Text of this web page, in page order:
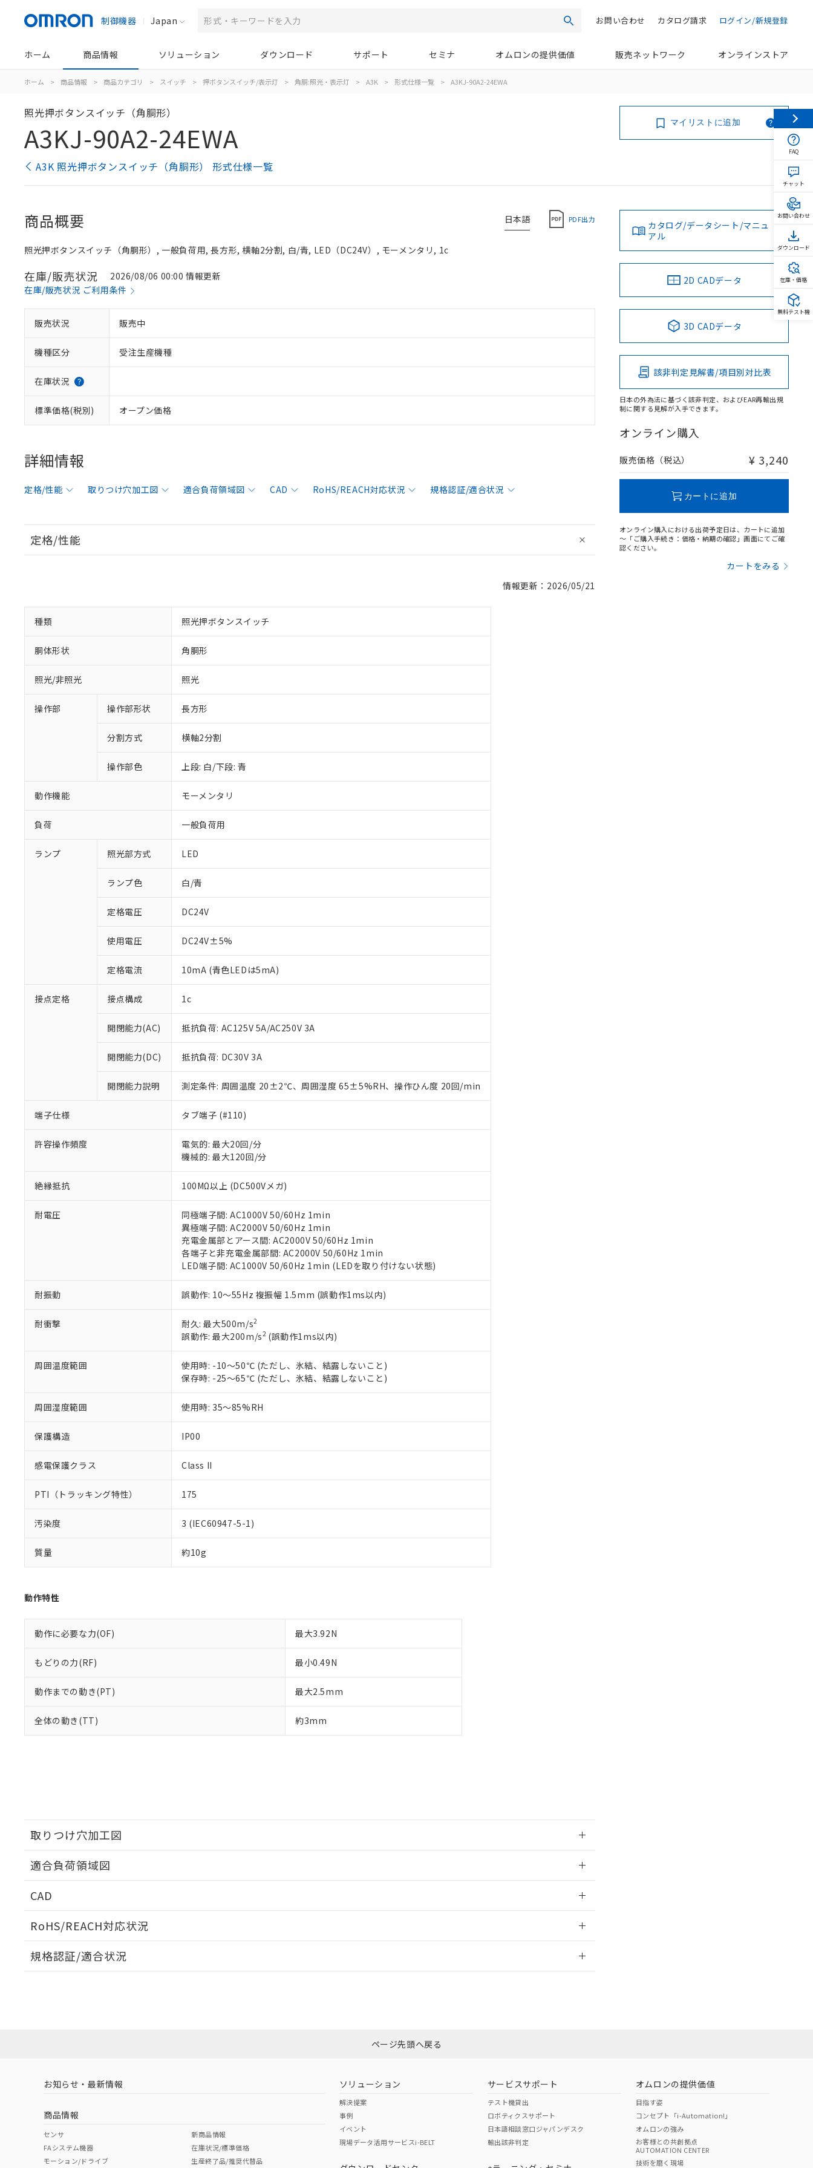
制御機器 Japan 検索 ログイン/新規登録
カタログ請求
お問い合わせ
ホーム 商品情報 ソリューション ダウンロード サポート セミナ オムロンの提供価値 販売ネットワーク オンラインストア
ホーム > 商品情報 > 商品カテゴリ > スイッチ > 押ボタンスイッチ/表示灯 > 角胴:照光・表示灯 > A3K > 形式仕様一覧 > A3KJ-90A2-24EWA
照光押ボタンスイッチ（角胴形）
A3KJ-90A2-24EWA
A3K 照光押ボタンスイッチ（角胴形） 形式仕様一覧
マイリストに追加
日本語 PDF出力
商品概要
照光押ボタンスイッチ（角胴形）, 一般負荷用, 長方形, 横軸2分割, 白/青, LED（DC24V）, モーメンタリ, 1c
在庫/販売状況
2026/08/06 00:00 情報更新
在庫/販売状況 ご利用条件
販売状況 販売中
機種区分 受注生産機種
在庫状況
標準価格(税別) オープン価格
詳細情報
定格/性能 取りつけ穴加工図 適合負荷領域図 CAD RoHS/REACH対応状況 規格認証/適合状況
定格/性能
情報更新：2026/05/21
種類 照光押ボタンスイッチ
胴体形状 角胴形
照光/非照光 照光
操作部 操作部形状 長方形
分割方式 横軸2分割
操作部色 上段: 白/下段: 青
動作機能 モーメンタリ
負荷 一般負荷用
ランプ 照光部方式 LED
ランプ色 白/青
定格電圧 DC24V
使用電圧 DC24V±5%
定格電流 10mA (青色LEDは5mA)
接点定格 接点構成 1c
開閉能力(AC) 抵抗負荷: AC125V 5A/AC250V 3A
開閉能力(DC) 抵抗負荷: DC30V 3A
開閉能力説明 測定条件: 周囲温度 20±2℃、周囲湿度 65±5%RH、操作ひん度 20回/min
端子仕様 タブ端子 (#110)
許容操作頻度
電気的: 最大20回/分
機械的: 最大120回/分
絶縁抵抗 100MΩ以上 (DC500Vメガ)
耐電圧
同極端子間: AC1000V 50/60Hz 1min
異極端子間: AC2000V 50/60Hz 1min
充電金属部とアース間: AC2000V 50/60Hz 1min
各端子と非充電金属部間: AC2000V 50/60Hz 1min
LED端子間: AC1000V 50/60Hz 1min (LEDを取り付けない状態)
耐振動 誤動作: 10～55Hz 複振幅 1.5mm (誤動作1ms以内)
耐衝撃 耐久: 最大500m/s2
誤動作: 最大200m/s2(誤動作1ms以内)
周囲温度範囲
使用時: -10～50℃ (ただし、氷結、結露しないこと)
保存時: -25～65℃ (ただし、氷結、結露しないこと)
周囲湿度範囲 使用時: 35～85%RH
保護構造 IP00
感電保護クラス Class II
PTI（トラッキング特性） 175
汚染度 3 (IEC60947-5-1)
質量 約10g
動作特性
動作に必要な力(OF) 最大3.92N
もどりの力(RF) 最小0.49N
動作までの動き(PT) 最大2.5mm
全体の動き(TT) 約3mm
取りつけ穴加工図
適合負荷領域図
CAD
RoHS/REACH対応状況
EU RoHS 注意事項・凡例
ダウンロードはこちら
中国 RoHS 注意事項・凡例
中国 RoHS表
Pb Hg Cr(VI)
規格認証/適合状況
（イギリス
（ノルウェー
（日本
（アメリカ
カタログ/データシート/マニュ
アル
2D CADデータ
3D CADデータ
該非判定見解書/項目別対比表
日本の外為法に基づく該非判定、およびEAR再輸出規
制に関する見解が入手できます。
オンライン購入
販売価格（税込） ¥ 3,240
カートに追加
オンライン購入における出荷予定日は、カートに追加
～「ご購入手続き：価格・納期の確認」画面にてご確
認ください。
カートをみる
ご利用条件
以下の条件をお読みいただき、同意のうえご利用ください。
本サービスは、当社制御機器事業取扱商品の当社在庫状況および標準価格(税抜)を提供させていただ
くものです。
当社制御機器事業取扱商品の中には、本サービスの対象外となる商品もあることをご了承ください。
在庫状況および標準価格照会結果は、記載している更新日時点での社内データに基づき作成されるも
のであり、閲覧された時点での実際の在庫および標準価格とは異なる場合があることをご了承くださ
い。
正式な納期状況および標準価格はお客様のお取引先、またはお客様担当のオムロン制御機器販売店・
当社販売員にご相談ください。
オムロン制御機器販売店や当社販売拠点は「
在庫状況および標準価格結果を当社の事前の承諾なく第三者に漏洩または開示しないようお願いしま
す。
マイパーツ機能（部品リスト作成サービス）をご利用いただくには、I-Webメンバーズにご登録され
お客様が当ウェブサイト上で当社にご登録された部品リストについて、当社および当社の共同利用者
が、当社の製品・サービスに関するお客様との取引・商談に必要な範囲で利用することをご了承くだ
さい。
※当社の共同利用者とは、"個人情報の共同利用に関して"
いる法人を指します。
対応済み：EU RoHS指令（10物質）の非含有に対応した製品が提供可能な商品です。
対応予定：EU RoHS指令（10物質）の非含有に対応した製品に切り替える予定のある商品です。
対応予定なし：EU RoHS指令（10物質）の非含有に非対応の商品で、対応品を出す予定はありません。
調査・確認中：EU RoHS指令（10物質）の非含有の対応状況を調査中または確認中の商品です。
非該当品：ライセンス料など無形物で、有害物質有無と関係のない商品です。
があります。
鉛(Pb) 1000ppm以下、 水銀(Hg) 1000ppm以下、 カドミウム(Cd) 100ppm以下、
六価クロム(Cr(Ⅵ)) 1000ppm以下、ポリ臭化ビフェニル類(PBB) 1000ppm以下、ポリ臭化ジフェニルエーテル類(PBDE) 1000ppm以下、
フタル酸ビス(2-エチルヘキシル) (DEHP)(別名：DOP) 1000ppm以下、フタル酸ブチルベンジル（BBP） 1000ppm以下、フタル酸ジブチ
ル（DBP） 1000ppm以下、フタル酸ジイソブチル (DIBP) 1000ppm以下
フタル酸エステル類の４物質については閾値を超える意図的な使用がないことを確認しています。
※2 対応予定月
部品在庫の切り替え状況などにより、予定月が前後することがあります。
※3 非含有証明書ダウンロード
下記の非含有証明書をダウンロードすることができます。
EU RoHS指令（10物質）の非含有証明書
51物質の非含有証明書（当社基準）
※本証明書は発行日時点で非含有を証明するもので、過去に遡って非含有を証明するものではありません。
また、RoHS指令のフタル酸エステル類４物質の対応では、対応完了までの期間は出荷製品に未対応品が
混在することから備考欄に対応日を記載しておりました。
既に当社にて対応品への在庫切替を完了していることから、特段のことがない限り、2022年1月12日よ
※1 中国RoHS○×表
「○」：最大均質材料含有率が中国RoHSの基準値以下であることを示します。
「×」：最大均質材料含有率が中国RoHSの基準値を超えていることを示します。
「－」：未確認です。当社販売部門へお問い合わせください。
Cr(Ⅵ)(六価クロム) : 1000ppm、 PBBs(ポリ臭化ビフェニル類) : 1000ppm、 PBDEs(ポリ臭化ジフェニルエーテル類) : 1000ppm、
DEHP(フタル酸ビス(2-エチルヘキシル)) : 1000ppm
※2 環境保護使用期限
「ｅ」：有害物質（10物質）のすべてが基準値以下であることを示します。
「10」：通常の使用状況下において有害物質が外部に漏えいし、環境に深刻な影響を及ぼさない年数を意
味します。
「－」：未確認です。当社販売部門へお問い合わせください。
う）を輸出または国外への提供する場合は、日本国政府の輸出許可(または役務取引許可)を取得する
などの必要な手続きをとります。
当社は規制貨物を破棄する場合は、完全に破砕するなど、違法に輸出されないよう必要な手段を講じ
ます。
当社は貴社製品を、核兵器、ミサイル、化学兵器、生物兵器またはその他武器並びにこれらの製造装
置等に一切使用いたしません。
当社は、貴社製品を第三者に販売する場合は、上記1、2および3の内容を当該第三者に通知します。
また当社は、販売先および販売に係わる関係者が違法に輸出するおそれがある場合は、取り引きをい
たしません。
記
説明
一定数以上の在庫あり
△ 一定数には満たないが在庫あり
－
在庫なし(最新の在庫状況については、お客様のお取引先、またはお客様担当のオムロン制御
機器販売店・当社販売員にご確認ください)
空
白
受注生産機種、また在庫状況の情報を公開していない機種
ページ先頭へ戻る
お知らせ・最新情報
商品情報
センサ
FAシステム機器
モーション/ドライブ
新商品情報
在庫状況/標準価格
生産終了品/推奨代替品
ソリューション
解決提案
事例
イベント
現場データ活用サービスi-BELT
サービスサポート
テスト機貸出
ロボティクスサポート
日本語相談窓口ジャパンデスク
輸出該非判定
オムロンの提供価値
目指す姿
コンセプト「i-Automation!」
オムロンの強み
お客様との共創拠点
AUTOMATION CENTER
技術を磨く現場
FAQ
チャット
お問い合わせ
ダウンロード
在庫・価格
無料テスト機